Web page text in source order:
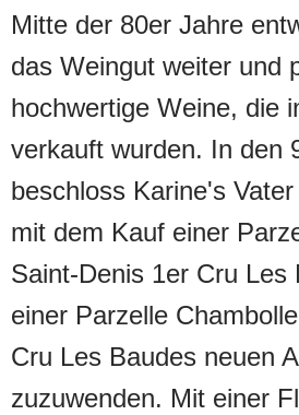
Mitte der 80er Jahre
das Weingut weiter und
hochwertige Weine, die
verkauft wurden. In den
beschloss Karine's
mit dem Kauf einer
Saint-Denis 1er Cru Les
einer Parzelle
Cru Les Baudes neuen
zuzuwenden. Mit einer